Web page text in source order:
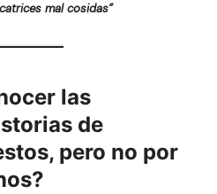
mal cosidas”
las
de
pero no por